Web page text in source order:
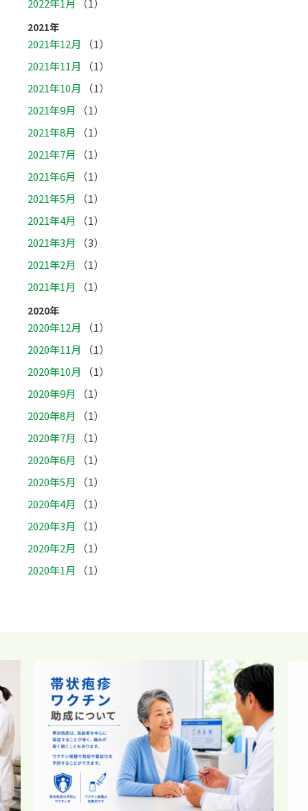
2022年1月 （1）
2021年
2021年12月
（1）
2021年11月
（1）
2021年10月
（1）
2021年9月
（1）
2021年8月
（1）
2021年7月
（1）
2021年6月
（1）
2021年5月
（1）
2021年4月
（1）
2021年3月
（3）
2021年2月
（1）
2021年1月
（1）
2020年
2020年12月
（1）
2020年11月
（1）
2020年10月
（1）
2020年9月
（1）
2020年8月
（1）
2020年7月
（1）
2020年6月
（1）
2020年5月
（1）
2020年4月
（1）
2020年3月
（1）
2020年2月
（1）
2020年1月
（1）